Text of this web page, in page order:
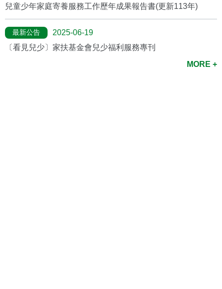
兒童少年家庭寄養服務工作歷年成果報告書(更新113年)
最新公告
2025-06-19
〔看見兒少〕家扶基金會兒少福利服務專刊
MORE +